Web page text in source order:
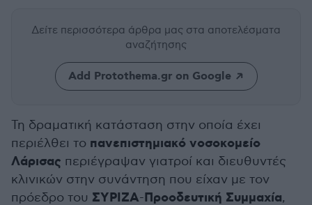
Δείτε περισσότερα άρθρα μας στα αποτελέσματα
αναζήτησης
Add Protothema.gr on Google
Τη δραματική κατάσταση στην οποία έχει
περιέλθει το πανεπιστημιακό νοσοκομείο
Λάρισας περιέγραψαν γιατροί και διευθυντές
κλινικών στην συνάντηση που είχαν με τον
πρόεδρο του ΣΥΡΙΖΑ-Προοδευτική Συμμαχία,